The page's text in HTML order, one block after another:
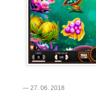
— 27. 06. 2018